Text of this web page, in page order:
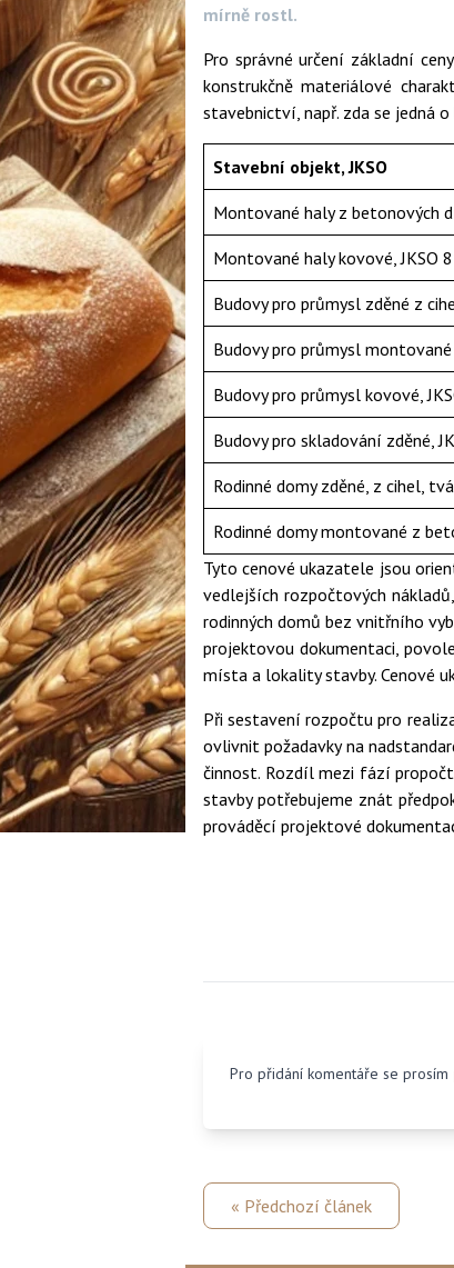
mírně rostl.
Pro správné určení základní
konstrukčně materiálové
stavebnictví, např. zda se jedná
Stavební objekt, JKSO
Montované haly z betonových
Montované haly kovové, JKSO
Budovy pro průmysl zděné z
Budovy pro průmysl
Budovy pro průmysl kovové,
Budovy pro skladování zděné,
Rodinné domy zděné, z cihel,
Rodinné domy montované z
Tyto cenové ukazatele jsou
vedlejších rozpočtových
rodinných domů bez vnitřního
projektovou dokumentaci,
místa a lokality stavby. Cenové
Při sestavení rozpočtu pro
ovlivnit požadavky na
činnost. Rozdíl mezi fází
stavby potřebujeme znát
prováděcí projektové
Pro přidání komentáře se prosím
« Předchozí článek